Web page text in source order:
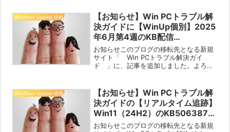
転先番号...
Windows Update 情報
【お知らせ】Win PCトラブル解
決ガイドに【WinUp個別】2025
年6月第4週のKB配信
【2025/06/25】を追加しました
【2025/06/23】
お知らせこのブログの移転先となる新規
サイト「 Win PCトラブル解決ガイ
ド 」に、記事を追加しました。よろし
【2025/06/25】※ 新サイトのサイドバ
ーより、新規記事...
Windows Update 情報
【お知らせ】Win PCトラブル解
決ガイドの【リアルタイム追跡】
Win11（24H2）のKB5063878
の不具合【2025/08/15】に8月
お知らせこのブログの移転先となる新規